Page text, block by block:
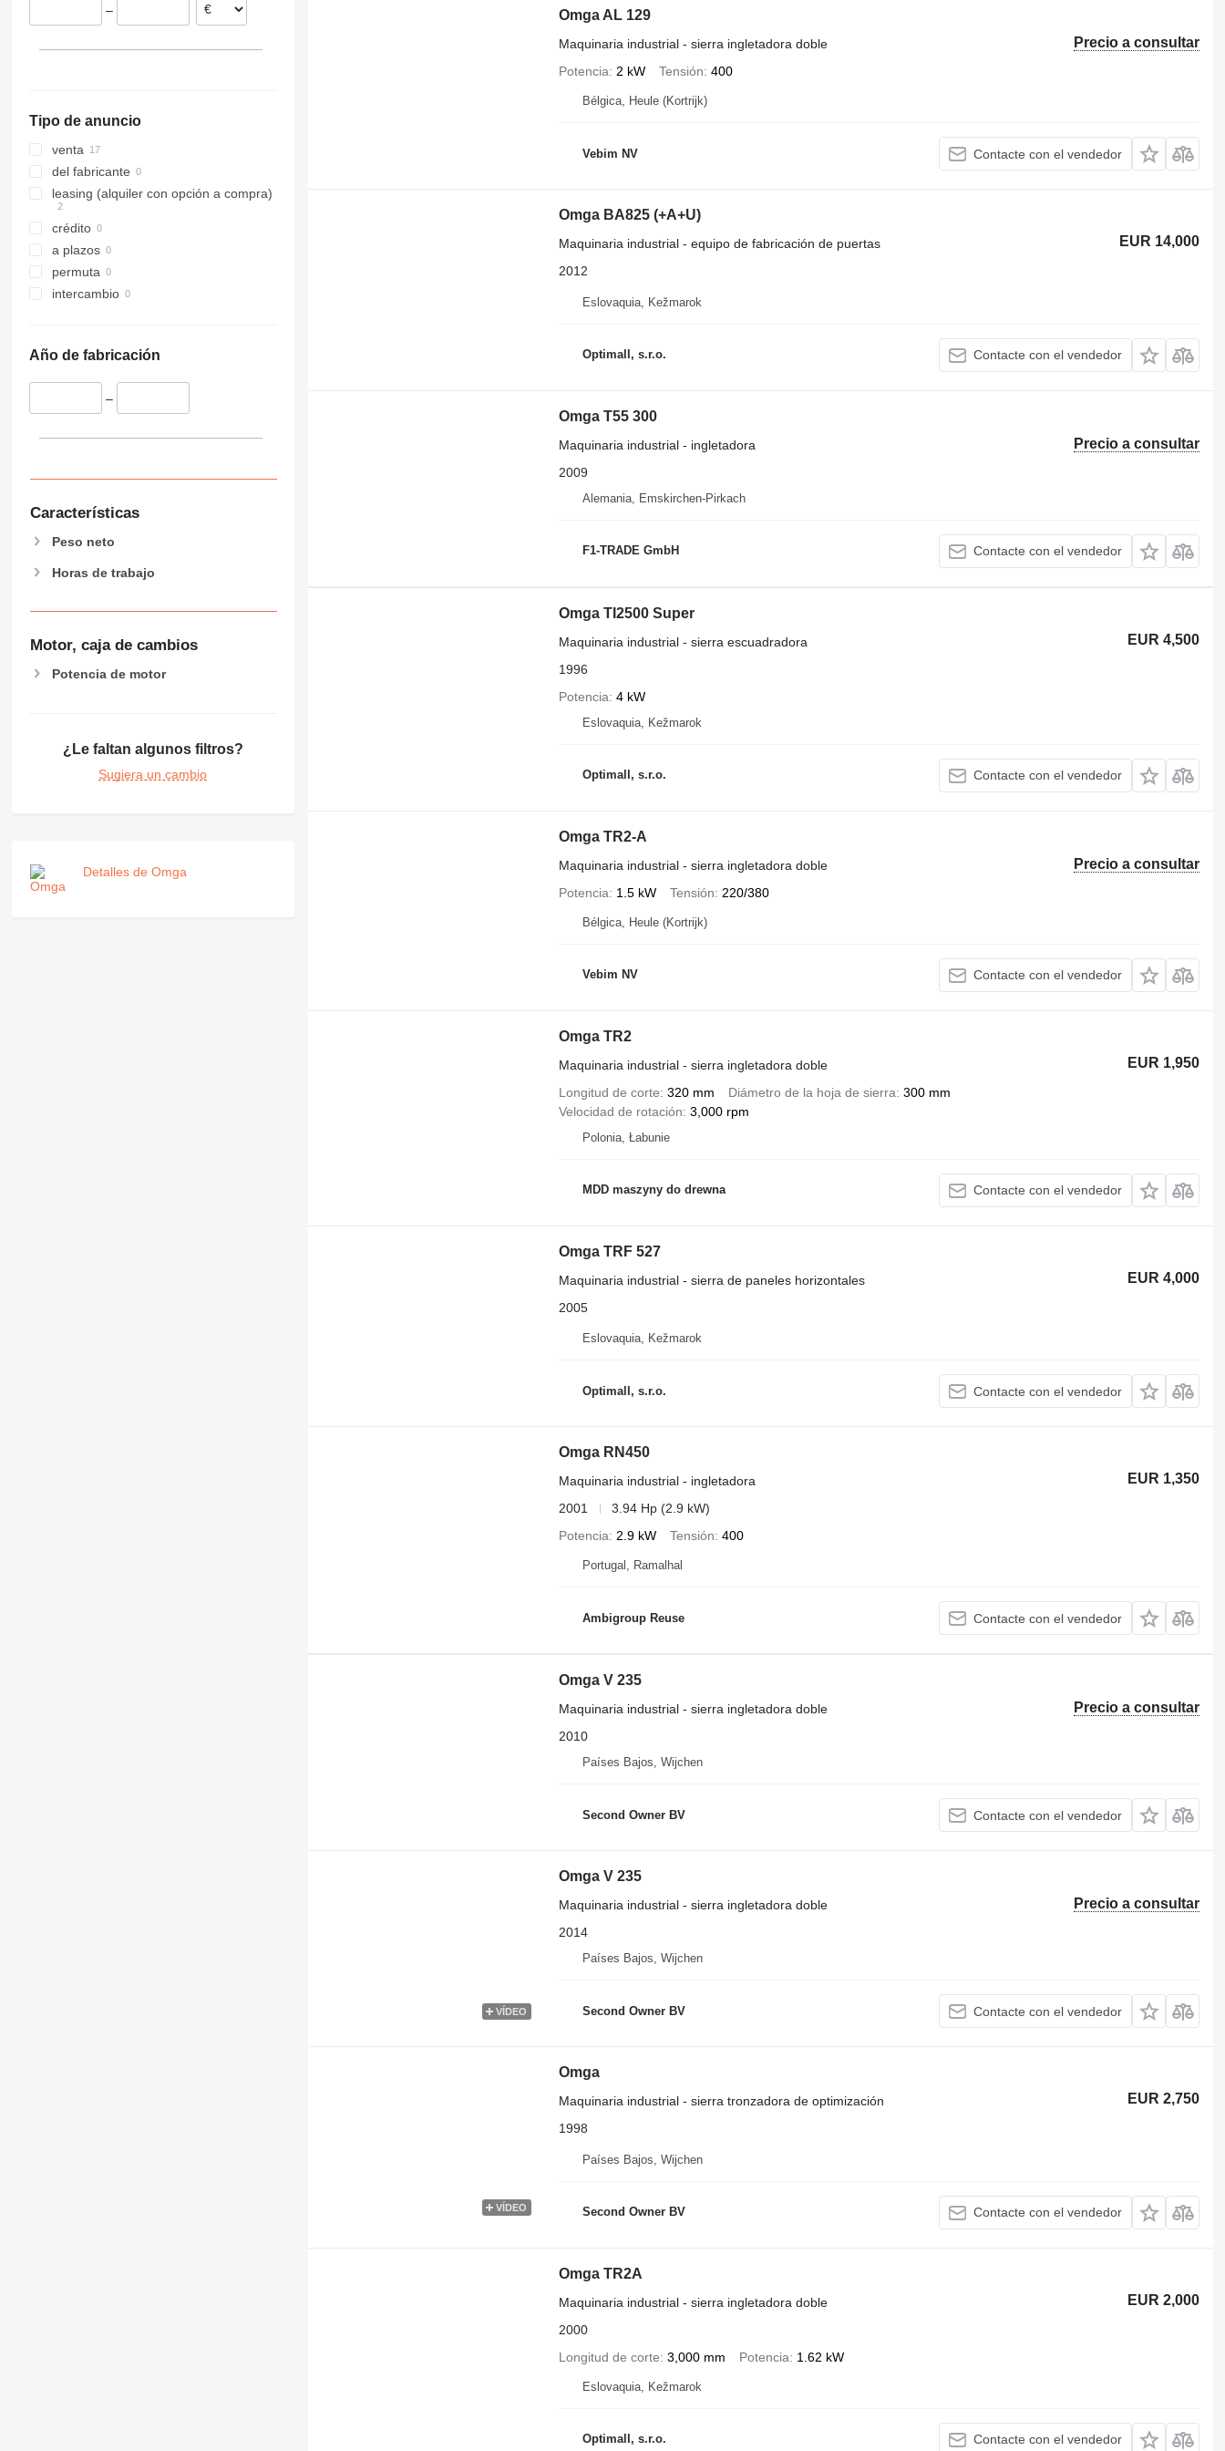
Bélgica
–
Tipo de anuncio
venta
del fabricante
leasing (alquiler con opción a compra)
crédito
a plazos
permuta
intercambio
Año de fabricación
–
Características
Peso neto
Horas de trabajo
Motor, caja de cambios
Potencia de motor
¿Le faltan algunos filtros?
Sugiera un cambio
Detalles de Omga
Omga AL 129
Precio a consultar
Maquinaria industrial - sierra ingletadora doble
Potencia
2 kW Tensión 400
Bélgica, Heule (Kortrijk)
Vebim NV Contacte con el vendedor
Omga BA825 (+A+U)
EUR 14,000
Maquinaria industrial - equipo de fabricación de puertas
2012
Eslovaquia, Kežmarok
Optimall, s.r.o. Contacte con el vendedor
Omga T55 300
Precio a consultar
Maquinaria industrial - ingletadora
2009
Alemania, Emskirchen-Pirkach
F1-TRADE GmbH Contacte con el vendedor
Omga TI2500 Super
EUR 4,500
Maquinaria industrial - sierra escuadradora
1996
Potencia 4 kW
Eslovaquia, Kežmarok
Optimall, s.r.o. Contacte con el vendedor
Omga TR2-A
Precio a consultar
Maquinaria industrial - sierra ingletadora doble
Potencia
1.5 kW Tensión 220/380
Bélgica, Heule (Kortrijk)
Vebim NV Contacte con el vendedor
Omga TR2
EUR 1,950
Maquinaria industrial - sierra ingletadora doble
Longitud de corte 320 mm Diámetro de la hoja de sierra 300 mm
Velocidad de rotación 3,000 rpm
Polonia, Łabunie
MDD maszyny do drewna Contacte con el vendedor
Omga TRF 527
EUR 4,000
Maquinaria industrial - sierra de paneles horizontales
2005
Eslovaquia, Kežmarok
Optimall, s.r.o. Contacte con el vendedor
Omga RN450
EUR 1,350
Maquinaria industrial - ingletadora
2001
3.94 Hp (2.9 kW)
Potencia
2.9 kW Tensión 400
Portugal, Ramalhal
Ambigroup Reuse Contacte con el vendedor
Omga V 235
Precio a consultar
Maquinaria industrial - sierra ingletadora doble
2010
Países Bajos, Wijchen
Second Owner BV Contacte con el vendedor
VÍDEO
Omga V 235
Precio a consultar
Maquinaria industrial - sierra ingletadora doble
2014
Países Bajos, Wijchen
Second Owner BV Contacte con el vendedor
VÍDEO
Omga
EUR 2,750
Maquinaria industrial - sierra tronzadora de optimización
1998
Países Bajos, Wijchen
Second Owner BV Contacte con el vendedor
Omga TR2A
EUR 2,000
Maquinaria industrial - sierra ingletadora doble
2000
Longitud de corte 3,000 mm Potencia 1.62 kW
Eslovaquia, Kežmarok
Optimall, s.r.o. Contacte con el vendedor